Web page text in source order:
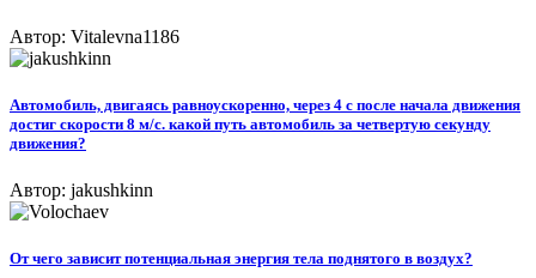
Автор: Vitalevna1186
Автомобиль, двигаясь равноускоренно, через 4 с после начала движения
достиг скорости 8 м/с. какой путь автомобиль за четвертую секунду
движения?
Автор: jakushkinn
От чего зависит потенциальная энергия тела поднятого в воздух?